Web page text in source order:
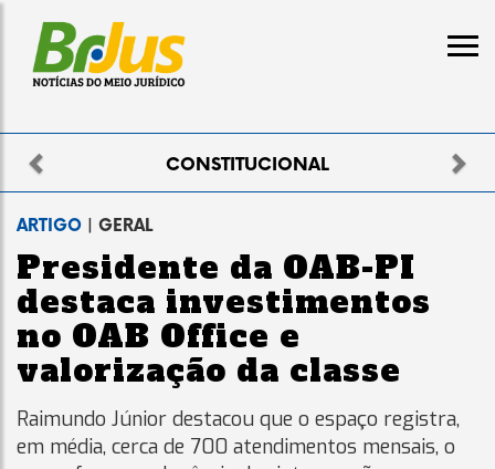
Previous
ARTIGO | GERAL
Presidente da OAB-PI
destaca investimentos
no OAB Office e
valorização da classe
Raimundo Júnior destacou que o espaço registra,
em média, cerca de 700 atendimentos mensais, o